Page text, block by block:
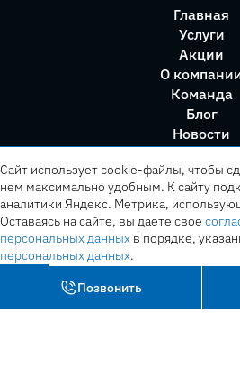
Главная
Услуги
Акции
О
Команда
Блог
Новости
Позвонить
Сайт использует cookie-файлы, чтобы
нем максимально удобным. К cайту
аналитики Яндекс. Метрика,
Оставаясь на сайте, вы даете свое
персональных данных в порядке,
персональных данных.